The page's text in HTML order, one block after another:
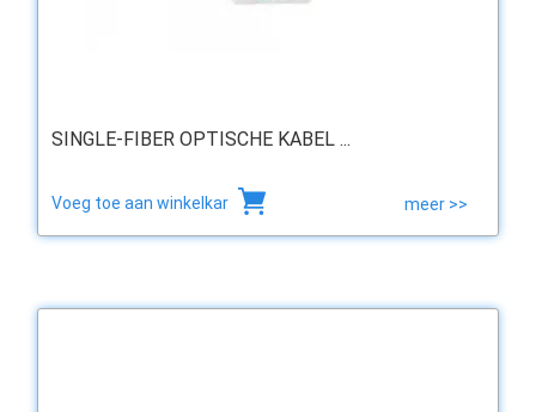
SINGLE-FIBER OPTISCHE KABEL ...
Voeg toe aan winkelkar meer >>